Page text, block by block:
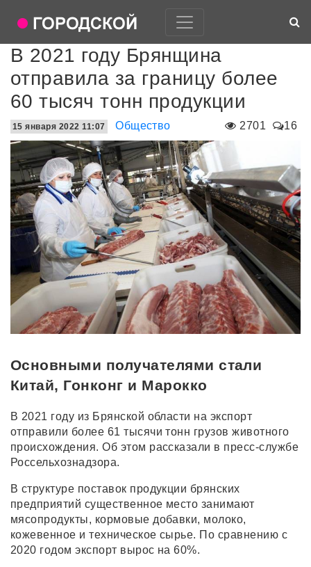
В 2021 году Брянщина
отправила за границу более
60 тысяч тонн продукции
2701 16
15 января 2022 11:07 Общество
Основными получателями стали
Китай, Гонконг и Марокко
В 2021 году из Брянской области на экспорт
отправили более 61 тысячи тонн грузов животного
происхождения. Об этом рассказали в пресс-службе
Россельхознадзора.
В структуре поставок продукции брянских
предприятий существенное место занимают
мясопродукты, кормовые добавки, молоко,
кожевенное и техническое сырье. По сравнению с
2020 годом экспорт вырос на 60%.